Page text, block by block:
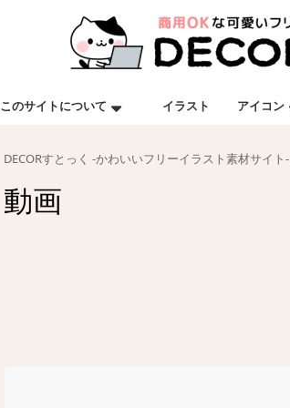
このサイトについて イラスト アイコン
DECORすとっく -かわいいフリーイラスト素材サイト-
動画